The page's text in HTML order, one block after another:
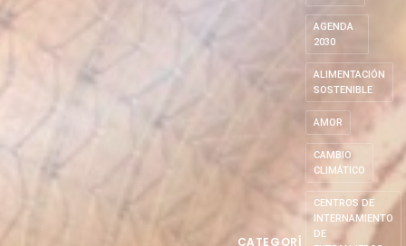
CATEGORÍ
AGENDA
2030
ALIMENTACIÓN
SOSTENIBLE
AMOR
CAMBIO
CLIMÁTICO
CENTROS DE
INTERNAMIENTO
DE